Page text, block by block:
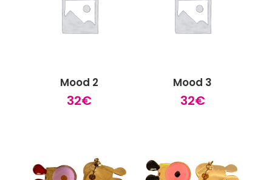
Mood 2
32€
Mood 3
32€